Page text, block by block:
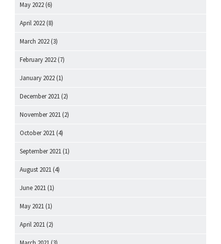
May 2022 (6)
April 2022 (8)
March 2022 (3)
February 2022 (7)
January 2022 (1)
December 2021 (2)
November 2021 (2)
October 2021 (4)
September 2021 (1)
August 2021 (4)
June 2021 (1)
May 2021 (1)
April 2021 (2)